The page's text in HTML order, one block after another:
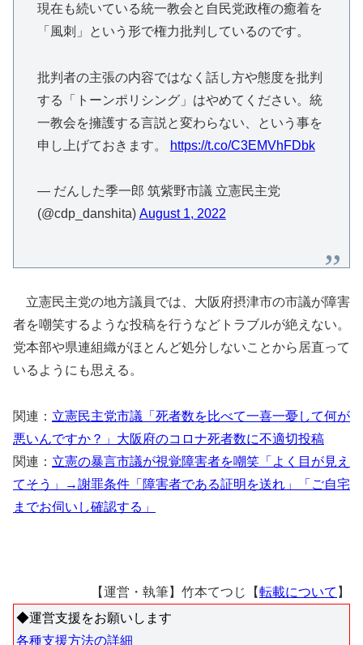
現在も続いている統一教会と自民党政権の癒着を
「風刺」という形で権力批判しているのです。
批判者の主張の内容ではなく話し方や態度を批判
する「トーンポリシング」はやめてください。統
一教会を擁護する言説と変わらない、という事を
申し上げておきます。
https://t.co/C3EMVhFDbk
— だんした季一郎 筑紫野市議 立憲民主党
(@cdp_danshita) August 1, 2022
立憲民主党の地方議員では、大阪府摂津市の市議が障害
者を嘲笑するような投稿を行うなどトラブルが絶えない。
党本部や県連組織がほとんど処分しないことから居直って
いるようにも思える。
関連： 立憲民主党市議「死者数を比べて一喜一憂して何が
悪いんですか？」大阪府のコロナ死者数に不適切投稿
関連： 立憲の暴言市議が視覚障害者を嘲笑「よく目が見え
てそう」→謝罪条件「障害者である証明を送れ」「ご自宅
までお伺いし確認する」
【運営・執筆】竹本てつじ【転載について 】
◆運営支援をお願いします
各種支援方法の詳細